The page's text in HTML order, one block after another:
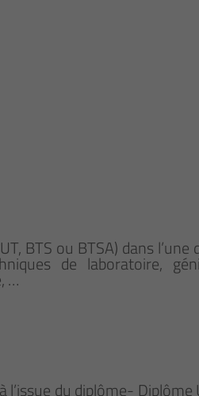
BTS ou BTSA) dans l’une
de laboratoire,
…
du diplôme-